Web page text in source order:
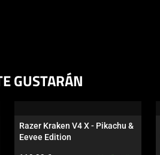
GUSTARÁN
Razer Kraken V4 X - Pikachu &
Eevee Edition